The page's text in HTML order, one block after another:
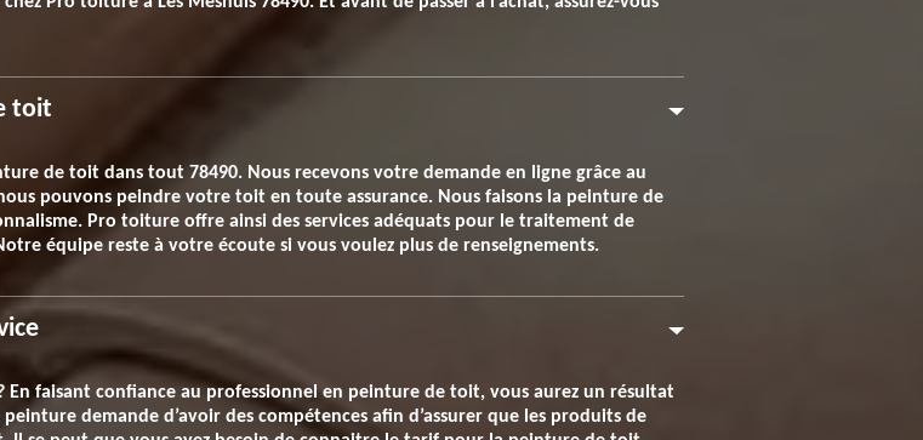
toit
de toit dans tout 78490. Nous recevons votre demande en ligne grâce au
pouvons peindre votre toit en toute assurance. Nous faisons la peinture de
Pro toiture offre ainsi des services adéquats pour le traitement de
équipe reste à votre écoute si vous voulez plus de renseignements.
faisant confiance au professionnel en peinture de toit, vous aurez un résultat
demande d’avoir des compétences afin d’assurer que les produits de